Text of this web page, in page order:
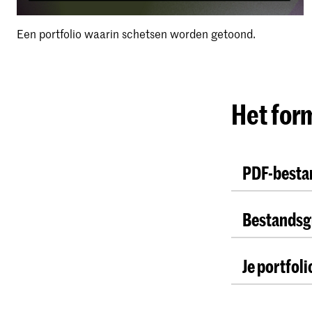
Een portfolio waarin schetsen worden getoond.
Het
PDF-
een PDF-
hangt
maximale
Je